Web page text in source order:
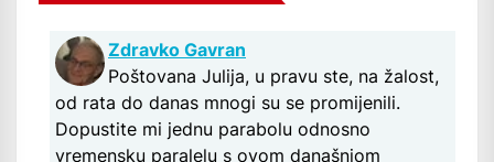
Zdravko Gavran
Poštovana Julija, u pravu ste, na žalost,
od rata do danas mnogi su se promijenili.
Dopustite mi jednu parabolu odnosno
vremensku paralelu s ovom današnjom